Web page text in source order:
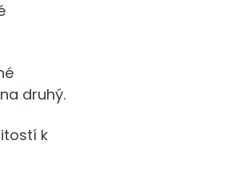
druhý.
k